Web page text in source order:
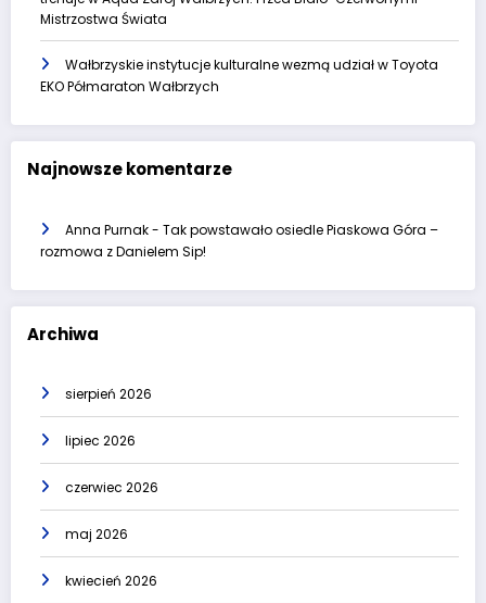
Mistrzostwa Świata
Wałbrzyskie instytucje kulturalne wezmą udział w Toyota
EKO Półmaraton Wałbrzych
Najnowsze komentarze
Anna Purnak- Tak powstawało osiedle Piaskowa Góra –
rozmowa z Danielem Sip!
Archiwa
sierpień 2026
lipiec 2026
czerwiec 2026
maj 2026
kwiecień 2026